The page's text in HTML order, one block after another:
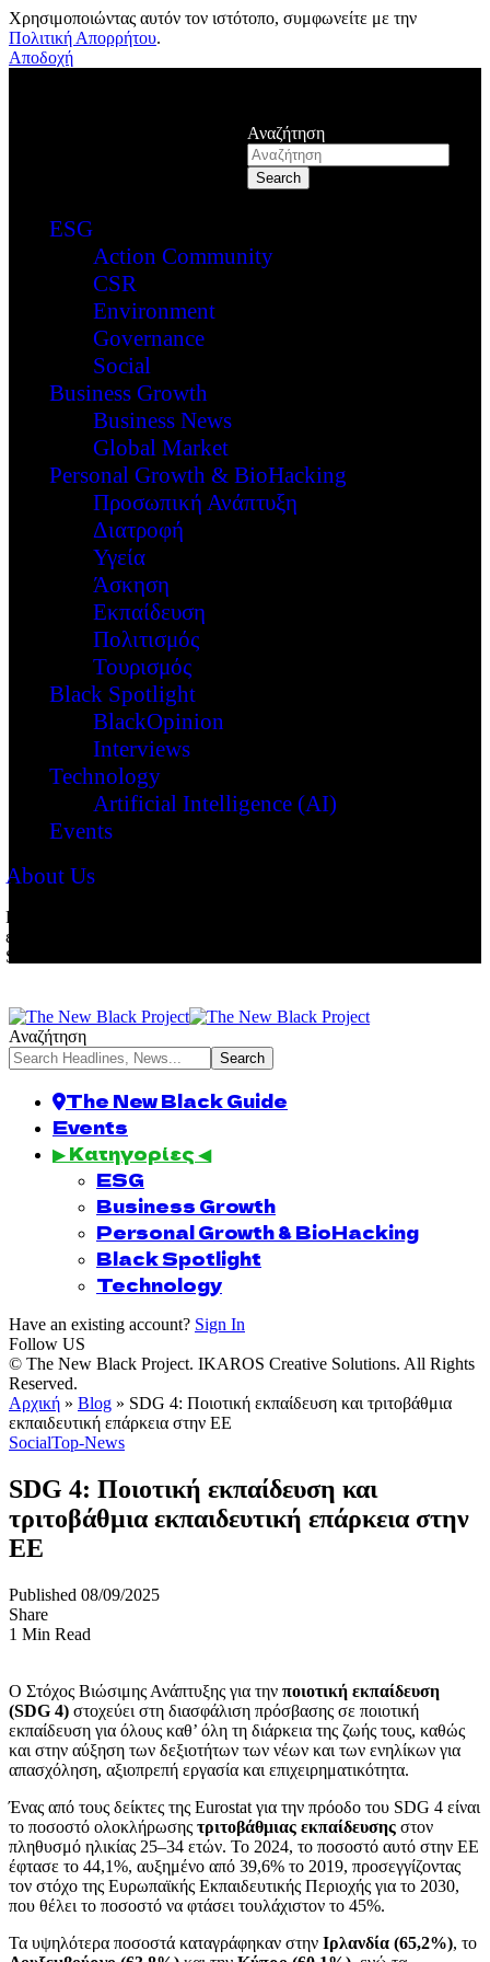
Χρησιμοποιώντας αυτόν τον ιστότοπο, συμφωνείτε με την
Πολιτική Απορρήτου.
Αποδοχή
Αναζήτηση
ESG
Action Community
CSR
Environment
Governance
Social
Business Growth
Business News
Global Market
Personal Growth & BioHacking
Προσωπική Ανάπτυξη
Διατροφή
Υγεία
Άσκηση
Εκπαίδευση
Πολιτισμός
Τουρισμός
Black Spotlight
BlackOpinion
Interviews
Technology
Artificial Intelligence (AI)
Events
About Us
Reading:
εκπαιδευτική επάρκεια στην ΕΕ
Share
Αναζήτηση
The New Black Guide
Events
▶ Κατηγορίες ◀
ESG
Business Growth
Personal Growth & BioHacking
Black Spotlight
Technology
Have an existing account? Sign In
Follow US
© The New Black Project. IKAROS Creative Solutions. All Rights
Reserved.
Αρχική » Blog » SDG 4: Ποιοτική εκπαίδευση και τριτοβάθμια
εκπαιδευτική επάρκεια στην ΕΕ
SocialTop-News
SDG 4: Ποιοτική εκπαίδευση και
τριτοβάθμια εκπαιδευτική επάρκεια στην
ΕΕ
Published 08/09/2025
Share
1 Min Read
Ο Στόχος Βιώσιμης Ανάπτυξης για την ποιοτική εκπαίδευση
(SDG 4) στοχεύει στη διασφάλιση πρόσβασης σε ποιοτική
εκπαίδευση για όλους καθ’ όλη τη διάρκεια της ζωής τους, καθώς
και στην αύξηση των δεξιοτήτων των νέων και των ενηλίκων για
απασχόληση, αξιοπρεπή εργασία και επιχειρηματικότητα.
Ένας από τους δείκτες της Eurostat για την πρόοδο του SDG 4 είναι
το ποσοστό ολοκλήρωσης τριτοβάθμιας εκπαίδευσης στον
πληθυσμό ηλικίας 25–34 ετών. Το 2024, το ποσοστό αυτό στην ΕΕ
έφτασε το 44,1%, αυξημένο από 39,6% το 2019, προσεγγίζοντας
τον στόχο της Ευρωπαϊκής Εκπαιδευτικής Περιοχής για το 2030,
που θέλει το ποσοστό να φτάσει τουλάχιστον το 45%.
Τα υψηλότερα ποσοστά καταγράφηκαν στην Ιρλανδία (65,2%), το